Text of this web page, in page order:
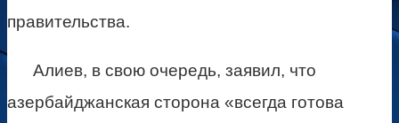
правительства.
Алиев, в свою очередь, заявил, что
азербайджанская сторона «всегда готова